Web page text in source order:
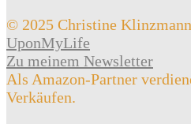
© 2025 Christine Klinzmann
UponMyLife
Zu meinem Newsletter
Als Amazon-Partner
Verkäufen.